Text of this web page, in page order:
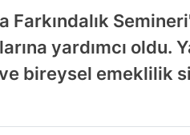
Farkındalık
yardımcı oldu.
bireysel emeklilik